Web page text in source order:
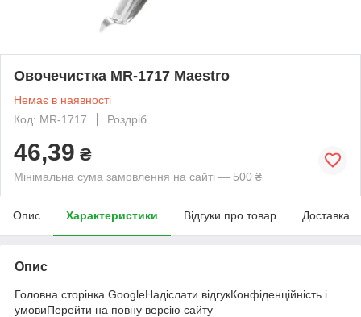
Овочечистка MR-1717 Maestro
Немає в наявності
Код: MR-1717
Роздріб
46,39 ₴
Мінімальна сума замовлення на сайті — 500 ₴
Опис Характеристики Відгуки про товар Доставка
Опис
Головна сторінка GoogleНадіслати відгукКонфіденційність і
умовиПерейти на повну версію сайту